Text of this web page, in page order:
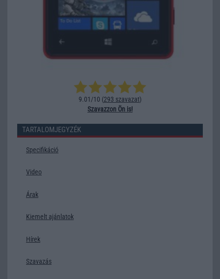
9.01/10 (293 szavazat)
Szavazzon Ön is!
TARTALOMJEGYZÉK
Specifikáció
Video
Árak
Kiemelt ajánlatok
Hírek
Szavazás